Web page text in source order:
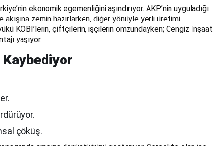
ekonomik egemenliğini aşındırıyor. AKP’nin uyguladığı
zemin hazırlarken, diğer yönüyle yerli üretimi
KOBİ’lerin, çiftçilerin, işçilerin omzundayken; Cengiz İnşaat
yaşıyor.
Kaybediyor
çöküş.